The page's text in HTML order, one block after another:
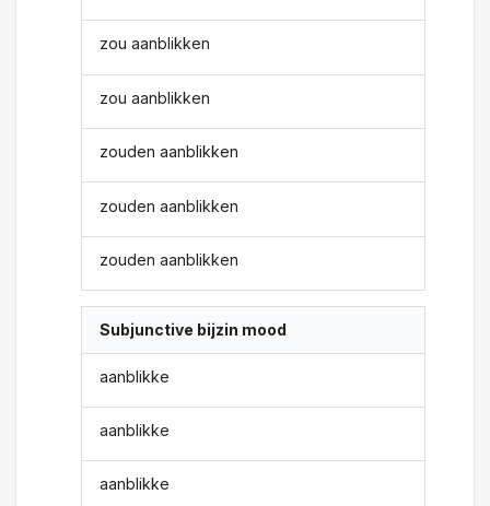
zou aanblikken
zou aanblikken
zouden aanblikken
zouden aanblikken
zouden aanblikken
Subjunctive bijzin mood
aanblikke
aanblikke
aanblikke